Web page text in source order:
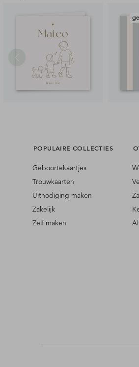
POPULAIRE COLLECTIES
Geboortekaartjes
Trouwkaarten
Uitnodiging maken
Zakelijk
Zelf maken